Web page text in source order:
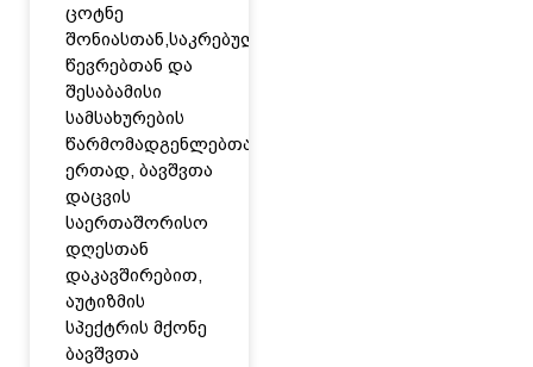
ცოტნე
შონიასთან,საკრებულოს
წევრებთან და
შესაბამისი
სამსახურების
წარმომადგენლებთან
ერთად, ბავშვთა
დაცვის
საერთაშორისო
დღესთან
დაკავშირებით,
აუტიზმის
სპექტრის მქონე
ბავშვთა